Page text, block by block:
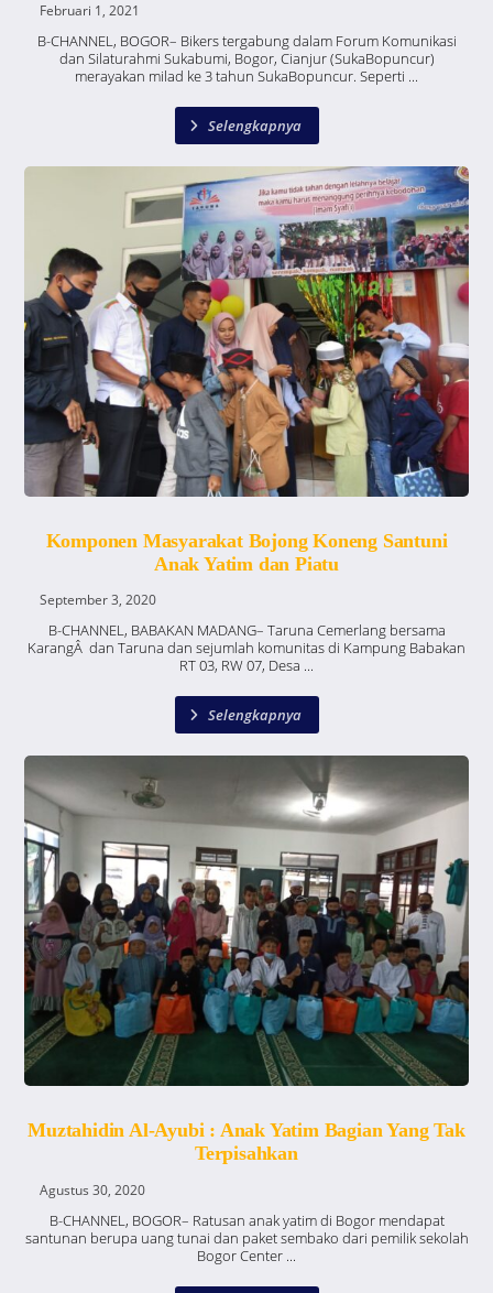
Februari 1, 2021
B-CHANNEL, BOGOR– Bikers tergabung dalam Forum Komunikasi
dan Silaturahmi Sukabumi, Bogor, Cianjur (SukaBopuncur)
merayakan milad ke 3 tahun SukaBopuncur. Seperti ...
Selengkapnya
Komponen Masyarakat Bojong Koneng Santuni
Anak Yatim dan Piatu
September 3, 2020
B-CHANNEL, BABAKAN MADANG– Taruna Cemerlang bersama
KarangÂ dan Taruna dan sejumlah komunitas di Kampung Babakan
RT 03, RW 07, Desa ...
Selengkapnya
Muztahidin Al-Ayubi : Anak Yatim Bagian Yang Tak
Terpisahkan
Agustus 30, 2020
B-CHANNEL, BOGOR– Ratusan anak yatim di Bogor mendapat
santunan berupa uang tunai dan paket sembako dari pemilik sekolah
Bogor Center ...